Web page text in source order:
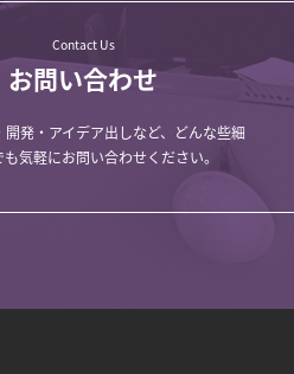
Contact Us
お問い合わせ
開発・アイデア出しなど、どんな些細
気軽にお問い合わせください。